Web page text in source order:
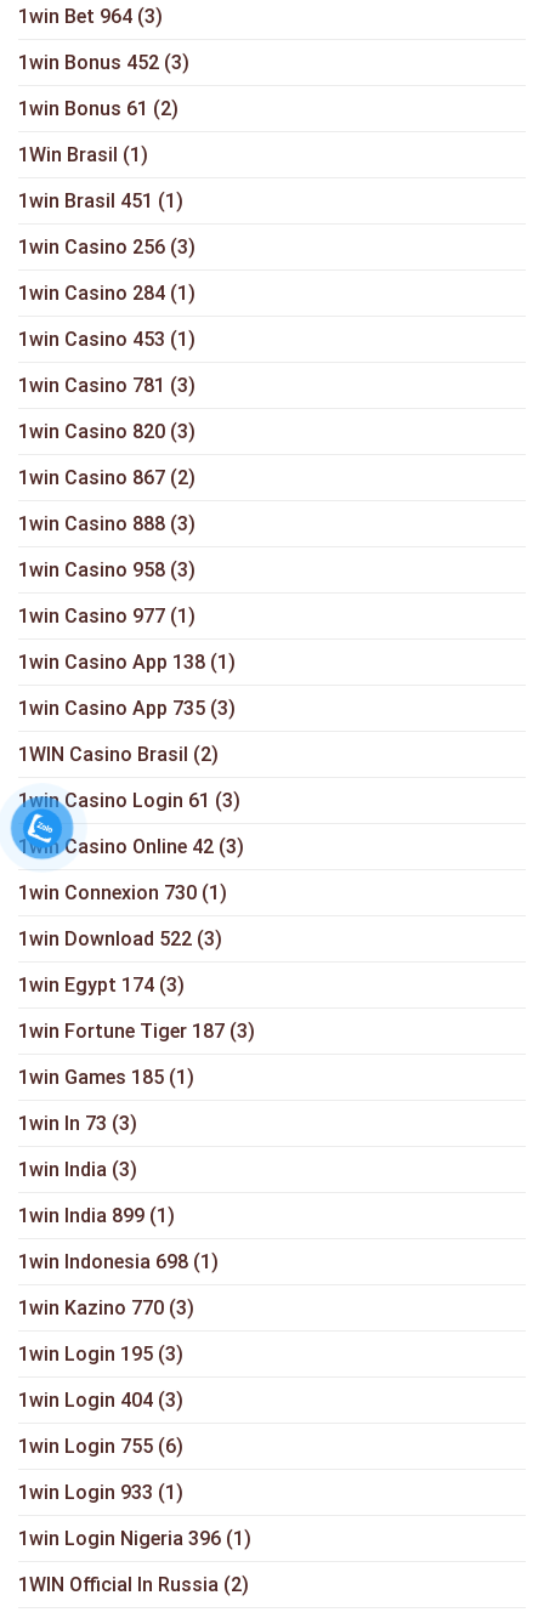
1win Bet 964 (3)
1win Bonus 452 (3)
1win Bonus 61 (2)
1Win Brasil (1)
1win Brasil 451 (1)
1win Casino 256 (3)
1win Casino 284 (1)
1win Casino 453 (1)
1win Casino 781 (3)
1win Casino 820 (3)
1win Casino 867 (2)
1win Casino 888 (3)
1win Casino 958 (3)
1win Casino 977 (1)
1win Casino App 138 (1)
1win Casino App 735 (3)
1WIN Casino Brasil (2)
1win Casino Login 61 (3)
1win Casino Online 42 (3)
1win Connexion 730 (1)
1win Download 522 (3)
1win Egypt 174 (3)
1win Fortune Tiger 187 (3)
1win Games 185 (1)
1win In 73 (3)
1win India (3)
1win India 899 (1)
1win Indonesia 698 (1)
1win Kazino 770 (3)
1win Login 195 (3)
1win Login 404 (3)
1win Login 755 (6)
1win Login 933 (1)
1win Login Nigeria 396 (1)
1WIN Official In Russia (2)